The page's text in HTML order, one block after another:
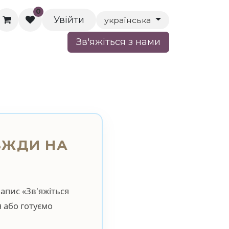
0
Увійти українська
Зв'яжіться з нами
НА
«Зв'яжіться
готуємо